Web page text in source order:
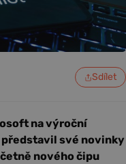
Sdílet
na výroční
své novinky
nového čipu